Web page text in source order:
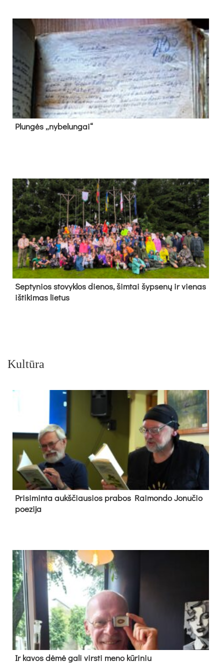
Plun­gės „ny­be­lun­gai“
Sep­ty­nios sto­vyk­los die­nos, šim­tai šyp­se­nų ir vie­nas
iš­ti­ki­mas lie­tus
Kultūra
Pri­si­min­ta aukš­čiau­sios pra­bos Rai­mon­do Jo­nu­čio
poe­zi­ja
Ir ka­vos dė­mė ga­li virs­ti me­no kū­ri­niu